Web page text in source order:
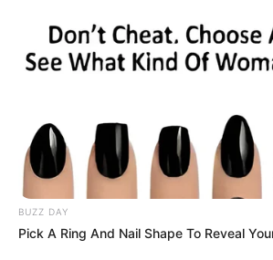
BUZZ DAY
Pick A Ring And Nail Shape To Reveal